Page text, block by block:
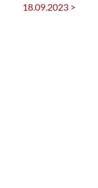
18.09.2023 >